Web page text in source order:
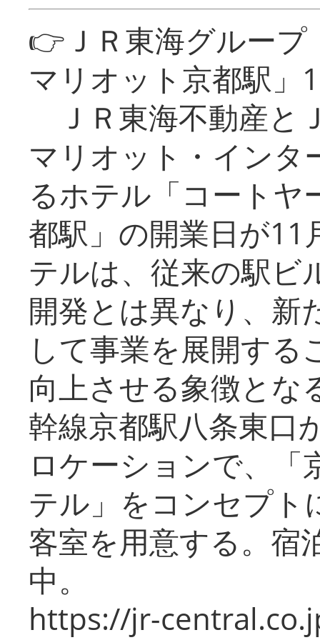
👉ＪＲ東海グルー
マリオット京都駅」
ＪＲ東海不動産と
マリオット・インタ
るホテル「コートヤ
都駅」の開業日が11
テルは、従来の駅ビ
開発とは異なり、新
して事業を展開する
向上させる象徴とな
幹線京都駅八条東口
ロケーションで、「
テル」をコンセプト
客室を用意する。宿
中。
https://jr-